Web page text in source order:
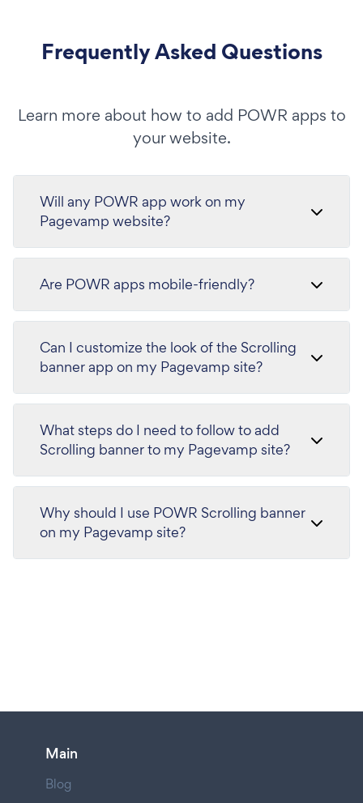
Frequently Asked Questions
Learn more about how to add POWR apps to
your website.
Will any POWR app work on my
Pagevamp website?
Are POWR apps mobile-friendly?
Can I customize the look of the Scrolling
banner app on my Pagevamp site?
What steps do I need to follow to add
Scrolling banner to my Pagevamp site?
Why should I use POWR Scrolling banner
on my Pagevamp site?
Main
Blog